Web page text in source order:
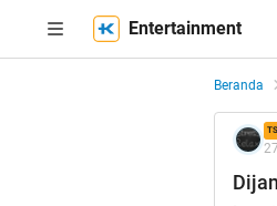
Entertainment
Beranda
TS